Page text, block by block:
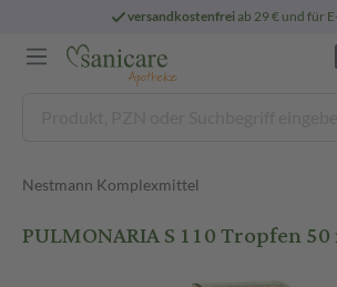
versandkostenfreiab 29 € und für
Nestmann Komplexmittel
PULMONARIA S 110 Tropfen